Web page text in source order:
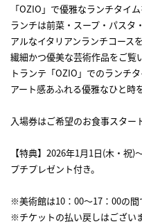
「OZIO」で優雅なランチタイ
ランチは前菜・スープ・パスタ
アルなイタリアンランチコース
繊細かつ優美な芸術作品をご覧
トランテ「OZIO」でのランチタ
アート感あふれる優雅なひと時
入場券はご希望のお食事スター
【特典】2026年1月1日(木・祝
プチプレゼント付き。
※美術館は10：00～17：00の間
※チケットの払い戻しはござい